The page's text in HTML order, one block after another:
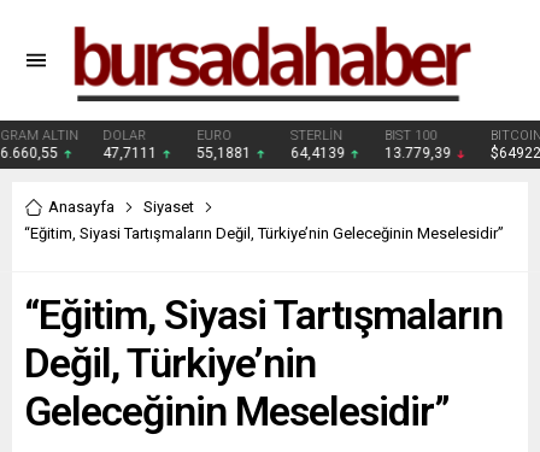
GRAM ALTIN
6.660,55
DOLAR
47,7111
EURO
55,1881
STERLİN
64,4139
BIST 100
13.779,39
Anasayfa
Siyaset
“Eğitim, Siyasi Tartışmaların Değil, Türkiye’nin Geleceğinin Meselesidir”
“Eğitim, Siyasi Tartışmaların
Değil, Türkiye’nin
Geleceğinin Meselesidir”